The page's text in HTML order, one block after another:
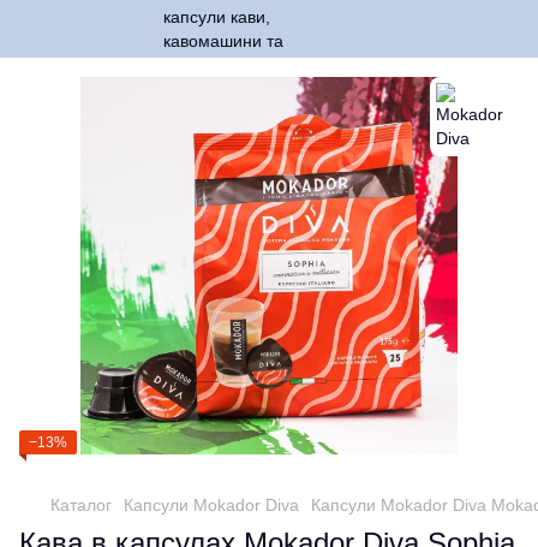
−13%
Каталог Капсули Mokador Diva Капсули Mokador Diva